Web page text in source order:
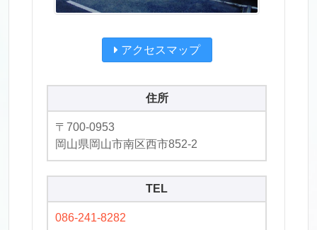
アクセスマップ
住所
〒700-0953
岡山県岡山市南区西市852-2
TEL
086-241-8282